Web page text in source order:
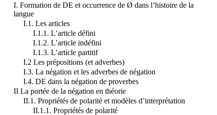
I. Formation de DE et occurrence de Ø dans l’histoire de la
langue
I.1. Les articles
I.1.1. L’article défini
I.1.2. L’article indéfini
I.1.3. L’article partitif
I.2 Les prépositions (et adverbes)
I.3. La négation et les adverbes de négation
I.4. DE dans la négation de proverbes
II La portée de la négation en théorie
II.1. Propriétés de polarité et modèles d’interprétation
II.1.1. Propriétés de polarité